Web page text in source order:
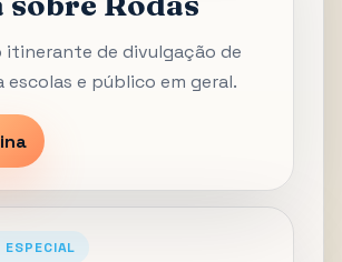
itinerante de divulgação de
escolas e público em geral.